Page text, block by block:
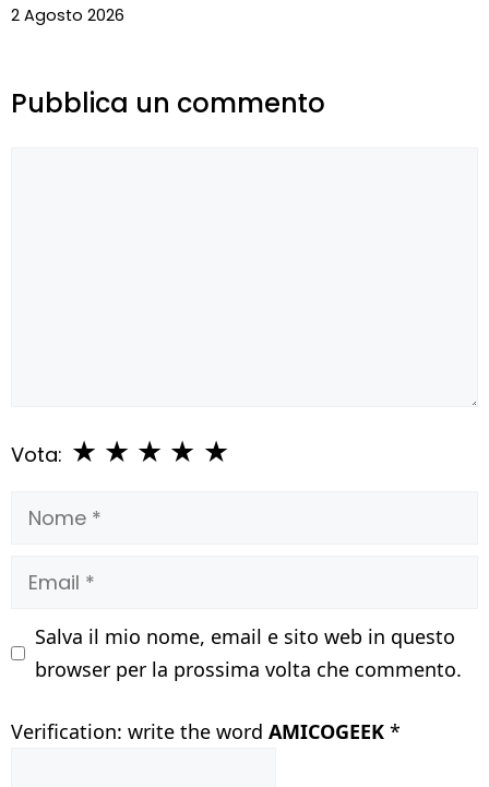
2 Agosto 2026
Pubblica un commento
Vota: ★
★
★
★
★
Nome
Email
Salva il mio nome, email e sito web in questo
browser per la prossima volta che commento.
Verification: write the word AMICOGEEK *